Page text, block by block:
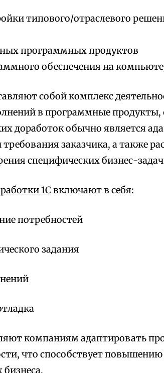
типового/отраслевого
программных продуктов
обеспечения на
собой комплекс
в программные
доработок обычно является
заказчика, а также
специфических бизнес-
1С включают в себя:
потребностей
задания
компаниям адаптировать
что способствует